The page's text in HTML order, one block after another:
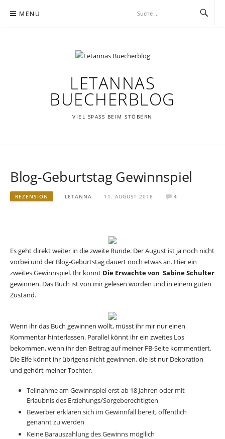
Inhalt MENÜ
LETANNAS
BUECHERBLOG
VIEL SPASS BEIM STÖBERN
Blog-Geburtstag Gewinnspiel
REZENSION LETANNA 11. AUGUST 2016 4
Es geht direkt weiter in die zweite Runde. Der August ist ja noch nicht
vorbei und der Blog-Geburtstag dauert noch etwas an. Hier ein
zweites Gewinnspiel. Ihr könnt Die Erwachte von Sabine Schulter
gewinnen. Das Buch ist von mir gelesen worden und in einem guten
Zustand.
Wenn ihr das Buch gewinnen wollt, müsst ihr mir nur einen
Kommentar hinterlassen. Parallel könnt ihr ein zweites Los
bekommen, wenn ihr den Beitrag auf meiner FB-Seite kommentiert.
Die Elfe könnt ihr übrigens nicht gewinnen, die ist nur Dekoration
und gehört meiner Tochter.
Teilnahme am Gewinnspiel erst ab 18 Jahren oder mit
Erlaubnis des Erziehungs/Sorgeberechtigten
Bewerber erklären sich im Gewinnfall bereit, öffentlich
genannt zu werden
Keine Barauszahlung des Gewinns mögllich